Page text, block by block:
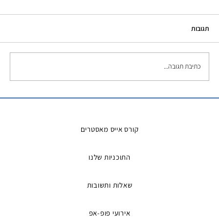
תגובות
כתיבת תגובה...
קורס אייס מאסטרים
התוכניות שלנו
שאלות ותשובות
אירועי פופ-אפ